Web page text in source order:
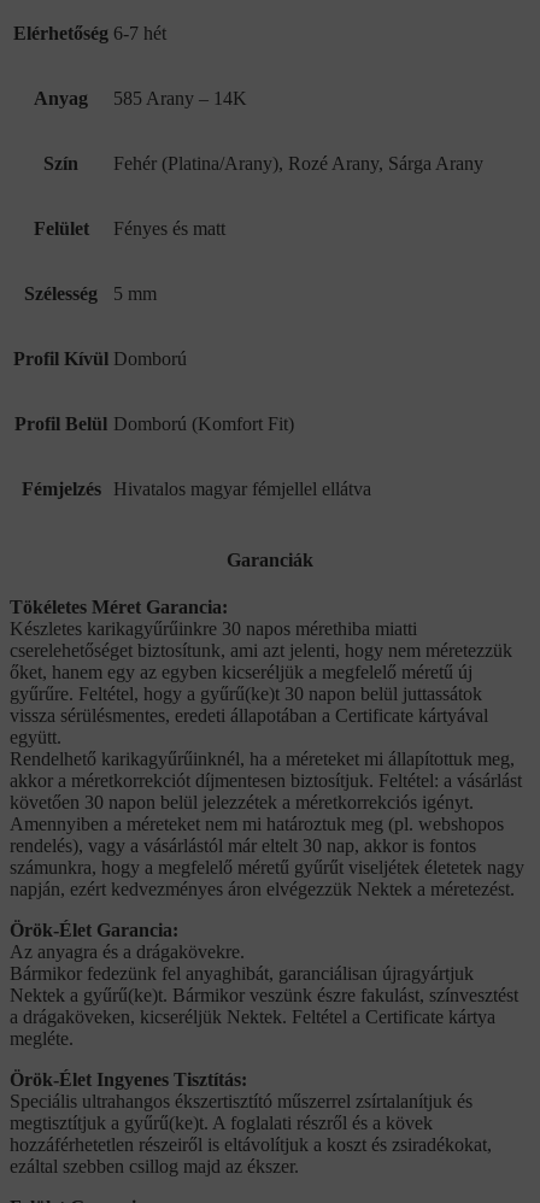
Elérhetőség 6-7 hét
Anyag 585 Arany – 14K
Szín Fehér (Platina/Arany), Rozé Arany, Sárga Arany
Felület Fényes és matt
Szélesség 5 mm
Profil Kívül Domború
Profil Belül Domború (Komfort Fit)
Fémjelzés Hivatalos magyar fémjellel ellátva
Garanciák
Tökéletes Méret Garancia:
Készletes karikagyűrűinkre 30 napos mérethiba miatti
cserelehetőséget biztosítunk, ami azt jelenti, hogy nem méretezzük
őket, hanem egy az egyben kicseréljük a megfelelő méretű új
gyűrűre. Feltétel, hogy a gyűrű(ke)t 30 napon belül juttassátok
vissza sérülésmentes, eredeti állapotában a Certificate kártyával
együtt.
Rendelhető karikagyűrűinknél, ha a méreteket mi állapítottuk meg,
akkor a méretkorrekciót díjmentesen biztosítjuk. Feltétel: a vásárlást
követően 30 napon belül jelezzétek a méretkorrekciós igényt.
Amennyiben a méreteket nem mi határoztuk meg (pl. webshopos
rendelés), vagy a vásárlástól már eltelt 30 nap, akkor is fontos
számunkra, hogy a megfelelő méretű gyűrűt viseljétek életetek nagy
napján, ezért kedvezményes áron elvégezzük Nektek a méretezést.
Örök-Élet Garancia:
Az anyagra és a drágakövekre.
Bármikor fedezünk fel anyaghibát, garanciálisan újragyártjuk
Nektek a gyűrű(ke)t. Bármikor veszünk észre fakulást, színvesztést
a drágaköveken, kicseréljük Nektek. Feltétel a Certificate kártya
megléte.
Örök-Élet Ingyenes Tisztítás:
Speciális ultrahangos ékszertisztító műszerrel zsírtalanítjuk és
megtisztítjuk a gyűrű(ke)t. A foglalati részről és a kövek
hozzáférhetetlen részeiről is eltávolítjuk a koszt és zsiradékokat,
ezáltal szebben csillog majd az ékszer.